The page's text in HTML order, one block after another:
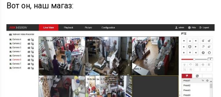
Вот он, наш магаз: